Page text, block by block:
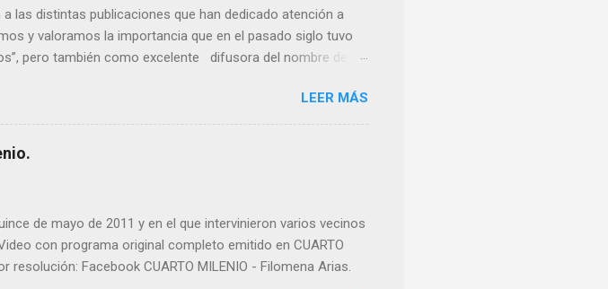
las distintas publicaciones que han dedicado atención a
y valoramos la importancia que en el pasado siglo tuvo
pero también como excelente difusora del nombre de
esta ocasión retomamos el tema para hacer mención a
empeño por estudiar y dar a conocer a esta “sabia” y por
reconocido. También reproducimos integro el articulo
información de primera mano que le suministraron
LEER MÁS
de mayo de 2011 y en el que intervinieron varios vecinos
con programa original completo emitido en CUARTO
Facebook CUARTO MILENIO - Filomena Arias.